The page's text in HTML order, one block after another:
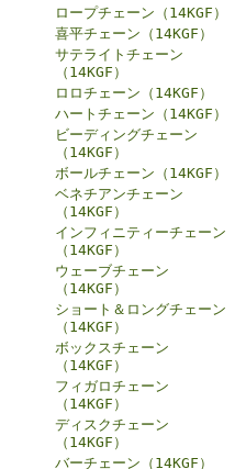
ロープチェーン（14KGF）
喜平チェーン（14KGF）
サテライトチェーン
（14KGF）
ロロチェーン（14KGF）
ハートチェーン（14KGF）
ビーディングチェーン
（14KGF）
ボールチェーン（14KGF）
ベネチアンチェーン
（14KGF）
インフィニティーチェーン
（14KGF）
ウェーブチェーン
（14KGF）
ショート＆ロングチェーン
（14KGF）
ボックスチェーン
（14KGF）
フィガロチェーン
（14KGF）
ディスクチェーン
（14KGF）
バーチェーン（14KGF）